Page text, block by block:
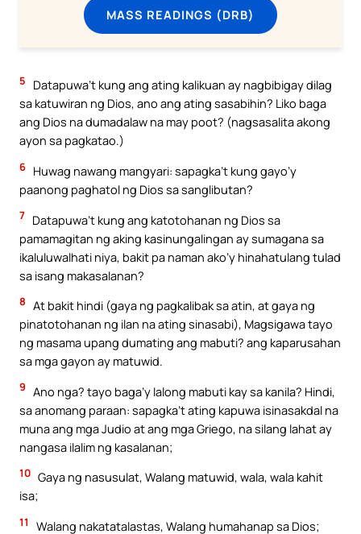
MASS READINGS (DRB)
5
Datapuwa’t kung ang ating kalikuan ay nagbibigay dilag
sa katuwiran ng Dios, ano ang ating sasabihin? Liko baga
ang Dios na dumadalaw na may poot? (nagsasalita akong
ayon sa pagkatao.)
6 Huwag nawang mangyari: sapagka’t kung gayo’y
paanong paghatol ng Dios sa sanglibutan?
7 Datapuwa’t kung ang katotohanan ng Dios sa
pamamagitan ng aking kasinungalingan ay sumagana sa
ikaluluwalhati niya, bakit pa naman ako’y hinahatulang tulad
sa isang makasalanan?
8 At bakit hindi (gaya ng pagkalibak sa atin, at gaya ng
pinatotohanan ng ilan na ating sinasabi), Magsigawa tayo
ng masama upang dumating ang mabuti? ang kaparusahan
sa mga gayon ay matuwid.
9 Ano nga? tayo baga’y lalong mabuti kay sa kanila? Hindi,
sa anomang paraan: sapagka’t ating kapuwa isinasakdal na
muna ang mga Judio at ang mga Griego, na silang lahat ay
nangasa ilalim ng kasalanan;
10 Gaya ng nasusulat, Walang matuwid, wala, wala kahit
isa;
11 Walang nakatatalastas, Walang humahanap sa Dios;